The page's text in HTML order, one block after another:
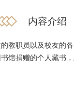
内容介绍
教职员以及校友的
馆捐赠的个人藏书